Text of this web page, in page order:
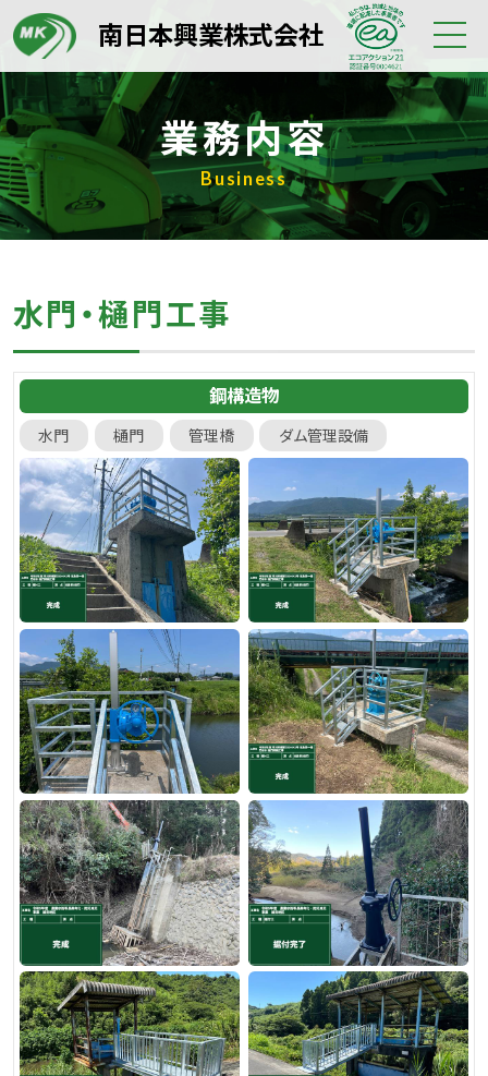
南日本興業株式会社
業務内容
Business
水門・樋門工事
鋼構造物
水門 樋門 管理橋 ダム管理設備